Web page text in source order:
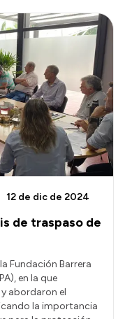
de traspaso de
12 de dic de 2024
Fundación Barrera
en la que
abordaron el
la importancia